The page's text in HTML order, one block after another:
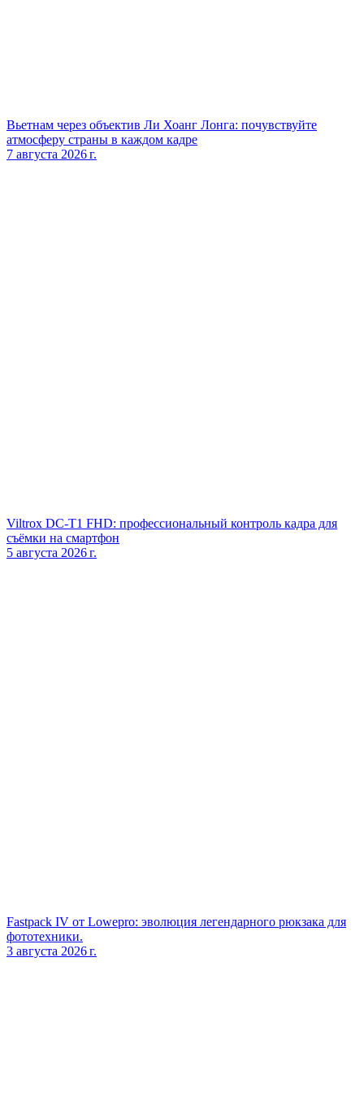
Вьетнам через объектив Ли Хоанг Лонга: почувствуйте
атмосферу страны в каждом кадре
7 августа 2026 г.
Viltrox DC‑T1 FHD: профессиональный контроль кадра для
съёмки на смартфон
5 августа 2026 г.
Fastpack IV от Lowepro: эволюция легендарного рюкзака для
фототехники.
3 августа 2026 г.